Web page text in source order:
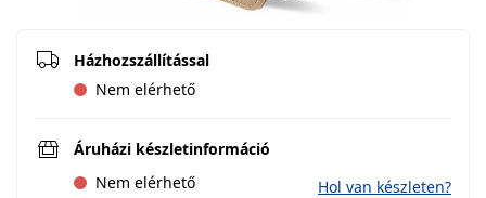
Házhozszállítással
Nem elérhető
Áruházi készletinformáció
Nem elérhető
Hol van készleten?